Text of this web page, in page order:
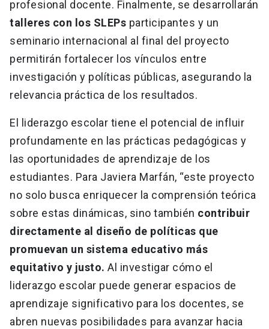
profesional docente. Finalmente, se desarrollarán
talleres con los SLEPs participantes y un
seminario internacional al final del proyecto
permitirán fortalecer los vínculos entre
investigación y políticas públicas, asegurando la
relevancia práctica de los resultados.
El liderazgo escolar tiene el potencial de influir
profundamente en las prácticas pedagógicas y
las oportunidades de aprendizaje de los
estudiantes. Para Javiera Marfán, “este proyecto
no solo busca enriquecer la comprensión teórica
sobre estas dinámicas, sino también contribuir
directamente al diseño de políticas que
promuevan un sistema educativo más
equitativo y justo. Al investigar cómo el
liderazgo escolar puede generar espacios de
aprendizaje significativo para los docentes, se
abren nuevas posibilidades para avanzar hacia